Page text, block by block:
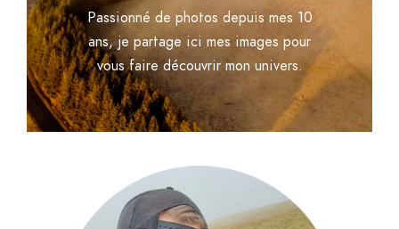
Passionné de photos depuis mes 10
ans, je partage ici mes images pour
vous faire découvrir mon univers.